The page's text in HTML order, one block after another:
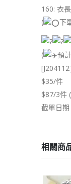
160: 衣
(
下
( 預
$35/件
$87/3件
截單日
相關商